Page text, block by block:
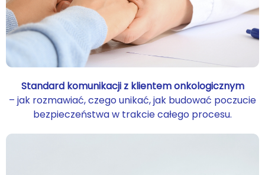
Standard komunikacji z klientem onkologicznym
– jak rozmawiać, czego unikać, jak budować poczucie
bezpieczeństwa w trakcie całego procesu.